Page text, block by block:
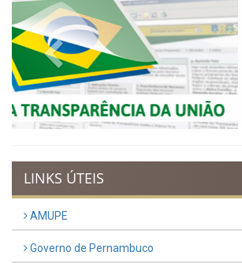
Publicado em: 9 de março de 2026
UTILIDADE PÚBLICA
Previous